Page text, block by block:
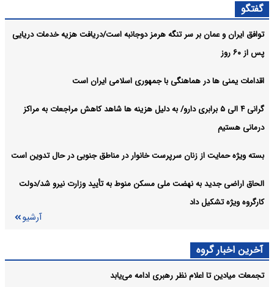
سیاسی: خبرنگاری بیش از هر زمان دیگر عرصه نبرد روایت ها، حقیقت ها و اراده
ها است
گفتگو
توافق ایران و عمان بر سر تنگه هرمز دوجانبه است/دریافت هزیه خدمات دریایی
پس از ۶۰ روز
اقدامات یمنی ها در هماهنگی با جمهوری اسلامی ایران است
گرانی ۴ الی ۵ برابری دارو/ به دلیل هزینه ها شاهد کاهش مراجعات به مراکز
درمانی هستیم
بسته ویژه حمایت از زنان سرپرست خانوار در مناطق جنوبی در حال تدوین است
الحاق اراضی جدید به نهضت ملی مسکن منوط به تأیید وزارت نیرو شد/دولت
کارگروه ویژه تشکیل داد
آرشیو
آخرین اخبار گروه
تجمعات میادین تا اعلام نظر رهبری ادامه می‌یابد